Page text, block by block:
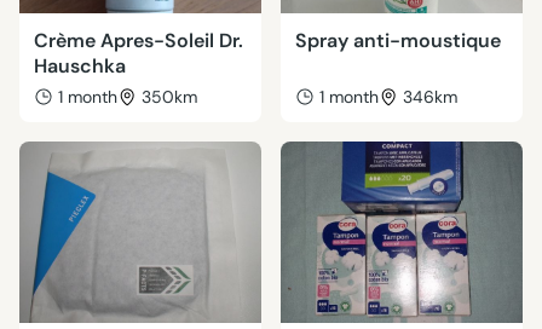
Crème Apres-Soleil Dr.
Hauschka
1 month 350km
Spray anti-moustique
1 month 346km